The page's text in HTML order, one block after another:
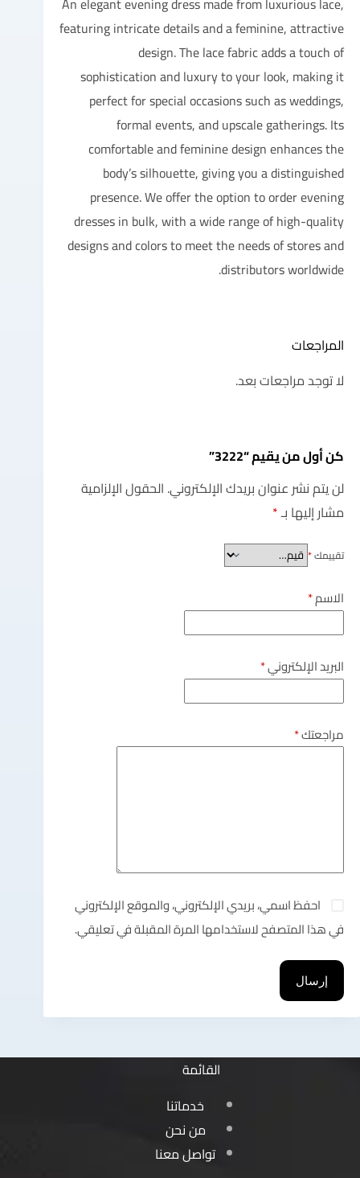
featuring intricate details and a feminine, attractive
design. The lace fabric adds a touch of
sophistication and luxury to your look, making it
perfect for special occasions such as weddings,
formal events, and upscale gatherings. Its
comfortable and feminine design enhances the
body’s silhouette, giving you a distinguished
presence. We offer the option to order evening
dresses in bulk, with a wide range of high-quality
designs and colors to meet the needs of stores and
distributors worldwide.
المراجعات
لا توجد مراجعات بعد.
كن أول من يقيم “3222”
لن يتم نشر عنوان بريدك الإلكتروني. الحقول الإلزامية
مشار إليها بـ*
تقييمك*
الاسم*
البريد الإلكتروني*
مراجعتك*
احفظ اسمي، بريدي الإلكتروني، والموقع الإلكتروني
في هذا المتصفح لاستخدامها المرة المقبلة في تعليقي.
إرسال
القائمة
خدماتنا
من نحن
تواصل معنا